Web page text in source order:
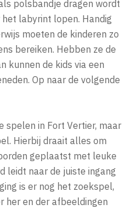
polsbandje dragen wordt
labyrint lopen. Handig
moeten de kinderen zo
bereiken. Hebben ze de
kunnen de kids via een
Op naar de volgende
spelen in Fort Vertier, maar
Hierbij draait alles om
geplaatst met leuke
leidt naar de juiste ingang
is er nog het zoekspel,
her en der afbeeldingen